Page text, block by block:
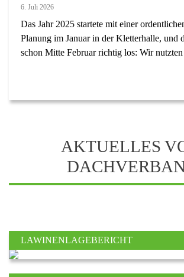
6. Juli 2026
Das Jahr 2025 startete mit einer
Planung im Januar in der Kletterhalle, und
schon Mitte Februar richtig los: Wir
AKTUELLES
LAWINENLAGEBERICHT